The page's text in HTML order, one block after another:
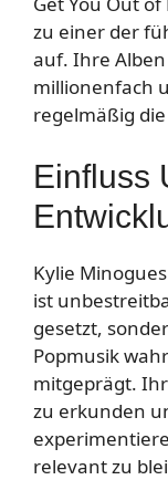
zu einer der
auf. Ihre
millionenfach
regelmäßig
Einfluss
Kylie
ist
gesetzt,
Popmusik
mitgeprägt.
zu erkunden
relevant zu